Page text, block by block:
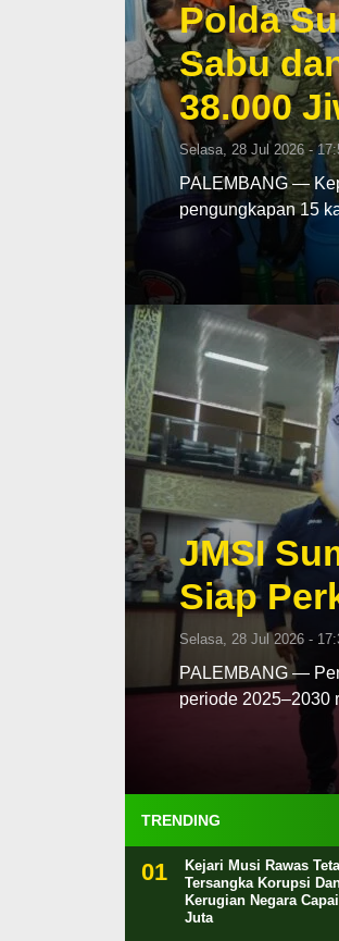
Polda
Sabu
38.000
Selasa, 28 Jul 2026 -
PALEMBANG —
pengungkapan 15
JMSI
Siap
Selasa, 28 Jul 2026 -
PALEMBANG —
periode
TRENDING
Kejari Musi Rawas
Tersangka Korupsi
Kerugian Negara
Juta